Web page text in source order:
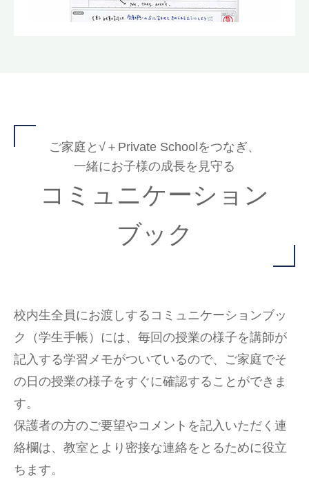
ご家庭と√＋Private Schoolをつなぎ、
一緒にお子様の成長を見守る
コミュニケーション
ブック
校内生全員にお渡しするコミュニケーションブッ
ク（学生手帳）には、毎回の授業の様子を講師が
記入する学習メモがついているので、ご家庭でそ
の日の授業の様子をすぐに確認することができま
す。
保護者の方のご要望やコメントを記入いただく連
絡欄は、教室とより密接な連絡をとるために役立
ちます。